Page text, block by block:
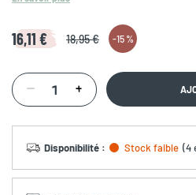
16,11 € 18,95 € -15 %
Disponibilité : Stock faible (4